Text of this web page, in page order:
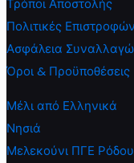
Τρόποι Αποστολής
Πολιτικές Επιστροφών
Ασφάλεια
Όροι & Προϋποθέσεις
Μέλι από Ελληνικά
Νησιά
Μελεκούνι ΠΓΕ Ρόδου